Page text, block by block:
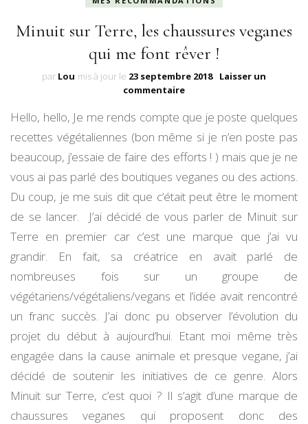
Minuit sur Terre, les chaussures veganes
qui me font rêver !
par Lou mis à jour le 23 septembre 2018
Laisser un
commentairesur
sur
Terre,
les
chaussures
qui
me
font
rêver
!
Hello, hello, Je me rends compte que je poste quelques
recettes végétaliennes (bon même si je n’en poste pas
beaucoup, j’essaie de faire des efforts ! ) mais que je ne
vous ai pas parlé des boutiques veganes ou des actions.
Du coup, je me suis dit que c’était peut être le moment
de se lancer. J’ai décidé de vous parler de Minuit sur
Terre en premier car c’est une marque que j’ai vu
grandir. En fait, sa créatrice en avait parlé de
nombreuses fois sur un groupe de
végétariens/végétaliens/vegans et l’idée avait rencontré
un franc succès. J’ai donc pu observer l’évolution du
projet du début à aujourd’hui. Etant moi même très
engagée dans la cause animale et presque vegane, j’ai
décidé de soutenir les initiatives de ce genre. Alors
Minuit sur Terre, c’est quoi ? Il s’agit d’une marque de
chaussures veganes qui proposent donc des